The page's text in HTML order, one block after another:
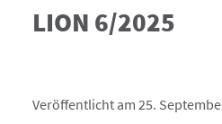
LION 6/2025
Veröffentlicht am 25.